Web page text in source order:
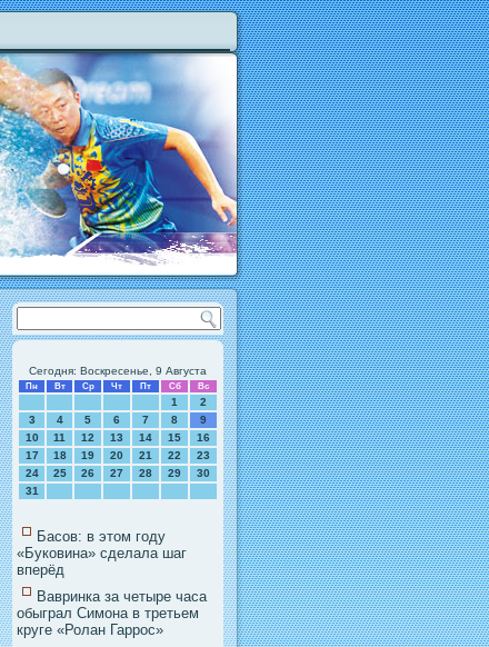
Сегодня: Воскресенье, 9 Августа
Пн Вт Ср Чт Пт Сб Вс
1
2
3
4 5 6 7 8
9
10
11 12 13 14 15
16
17
18 19 20 21 22
23
24
25 26 27 28 29
30
31
Басов: в этом году
«Буковина» сделала шаг
вперёд
Вавринка за четыре часа
обыграл Симона в третьем
круге «Ролан Гаррос»